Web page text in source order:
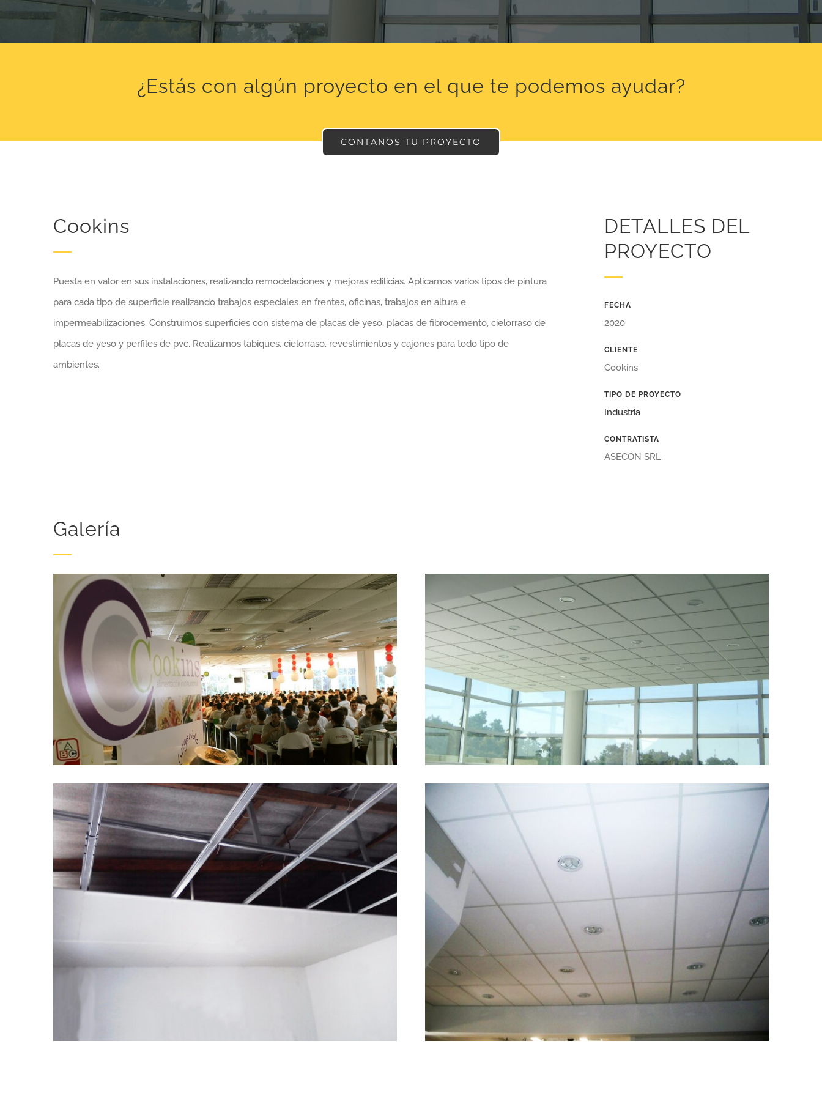
¿Estás con algún proyecto en el que te podemos ayudar?
CONTANOS TU PROYECTO
Cookins
Puesta en valor en sus instalaciones, realizando remodelaciones y mejoras edilicias. Aplicamos varios tipos de pintura
para cada tipo de superficie realizando trabajos especiales en frentes, oficinas, trabajos en altura e
impermeabilizaciones. Construimos superficies con sistema de placas de yeso, placas de fibrocemento, cielorraso de
placas de yeso y perfiles de pvc. Realizamos tabiques, cielorraso, revestimientos y cajones para todo tipo de
ambientes.
DETALLES DEL
PROYECTO
FECHA
2020
CLIENTE
Cookins
TIPO DE PROYECTO
Industria
CONTRATISTA
ASECON SRL
Galería